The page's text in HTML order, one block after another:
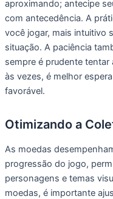
aproximando; antecipe
com antecedência. A
você jogar, mais intuitivo
situação. A paciência
sempre é prudente tentar
às vezes, é melhor
favorável.
Otimizando a
As moedas
progressão do jogo,
personagens e temas
moedas, é importante